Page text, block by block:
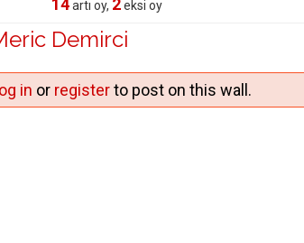
14artı oy, 2eksi oy
Demirci
log in or registerto post on this wall.